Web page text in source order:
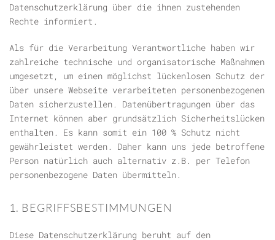
Datenschutzerklärung über die ihnen zustehenden
Rechte informiert.
Als für die Verarbeitung Verantwortliche haben wir
zahlreiche technische und organisatorische Maßnahmen
umgesetzt, um einen möglichst lückenlosen Schutz der
über unsere Webseite verarbeiteten personenbezogenen
Daten sicherzustellen. Datenübertragungen über das
Internet können aber grundsätzlich Sicherheitslücken
enthalten. Es kann somit ein 100 % Schutz nicht
gewährleistet werden. Daher kann uns jede betroffene
Person natürlich auch alternativ z.B. per Telefon
personenbezogene Daten übermitteln.
1. BEGRIFFSBESTIMMUNGEN
Diese Datenschutzerklärung beruht auf den